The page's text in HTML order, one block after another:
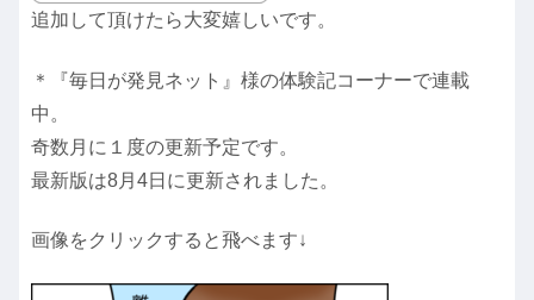
追加して頂けたら大変嬉しいです。
＊『毎日が発見ネット』様の体験記コーナーで連載
中。
奇数月に１度の更新予定です。
最新版は8月4日に更新されました。
画像をクリックすると飛べます↓